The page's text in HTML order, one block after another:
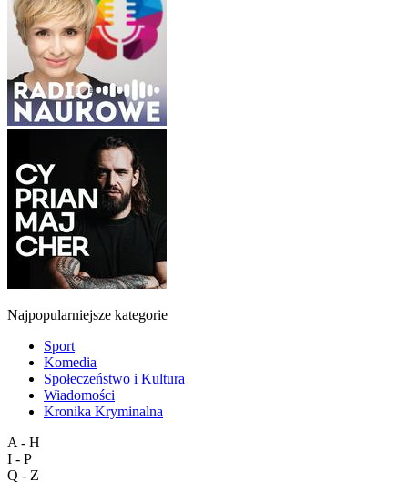
Najpopularniejsze kategorie
Sport
Komedia
Społeczeństwo i Kultura
Wiadomości
Kronika Kryminalna
A - H
I - P
Q - Z